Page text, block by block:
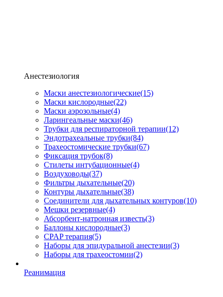
Анестезиология
Маски анестезиологические(15)
Маски кислородные(22)
Маски аэрозольные(4)
Ларингеальные маски(46)
Трубки для респираторной терапии(12)
Эндотрахеальные трубки(84)
Трахеостомические трубки(67)
Фиксация трубок(8)
Стилеты интубационные(4)
Воздуховоды(37)
Фильтры дыхательные(20)
Контуры дыхательные(38)
Соединители для дыхательных контуров(10)
Мешки резервные(4)
Абсорбент-натронная известь(3)
Баллоны кислородные(3)
CPAP терапия(5)
Наборы для эпидуральной анестезии(3)
Наборы для трахеостомии(2)
Реанимация